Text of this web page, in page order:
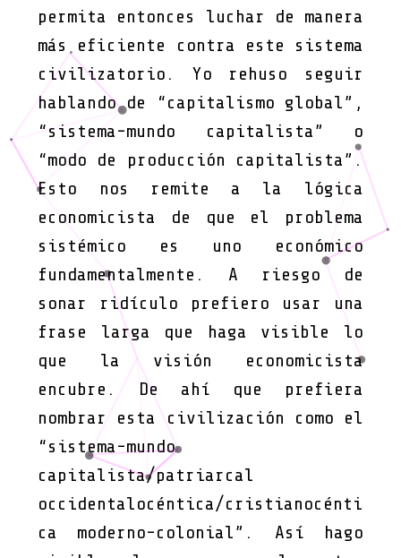
permita entonces luchar de manera
más eficiente contra este sistema
civilizatorio. Yo rehuso seguir
hablando de “capitalismo global”,
“sistema-mundo capitalista” o
“modo de producción capitalista”.
Esto nos remite a la lógica
economicista de que el problema
sistémico es uno económico
fundamentalmente. A riesgo de
sonar ridículo prefiero usar una
frase larga que haga visible lo
que la visión economicista
encubre. De ahí que prefiera
nombrar esta civilización como el
“sistema-mundo
capitalista/patriarcal
occidentalocéntica/cristianocénti
ca moderno-colonial”. Así hago